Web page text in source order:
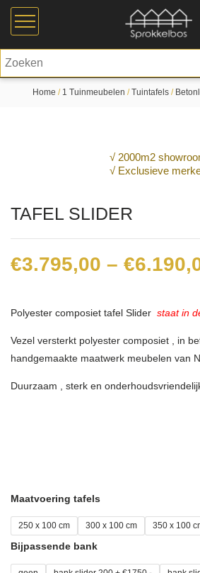
Home / 1 Tuinmeubelen /Tuintafels /
√ 2000m2
√ Exclusieve
TAFEL SLIDER
€3.795,00 – €
Polyester composiet tafel Slider staat in
Vezel versterkt polyester composiet , in
handgemaakte maatwerk meubelen van
Duurzaam , sterk en
Maatvoering tafels
250 x 100 cm 300 x 100 cm 350 x 100
Bijpassende bank